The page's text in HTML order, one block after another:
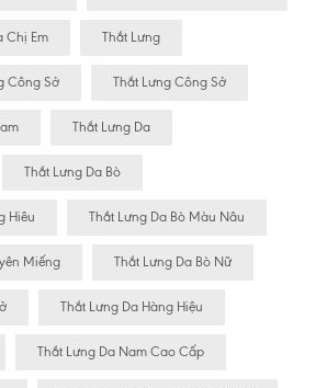
Chị Em Thắt Lưng
Công Sở Thắt Lưng Công Sở
Thắt Lưng Da
Thắt Lưng Da Bò
Hiêu Thắt Lưng Da Bò Màu Nâu
Miếng Thắt Lưng Da Bò Nữ
Thắt Lưng Da Hàng Hiệu
Thắt Lưng Da Nam Cao Cấp